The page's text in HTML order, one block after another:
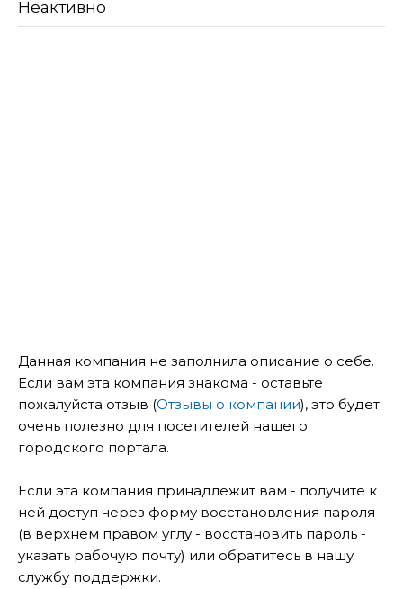
Неактивно
Данная компания не заполнила описание о себе.
Если вам эта компания знакома - оставьте
пожалуйста отзыв (Отзывы о компании), это будет
очень полезно для посетителей нашего
городского портала.
Если эта компания принадлежит вам - получите к
ней доступ через форму восстановления пароля
(в верхнем правом углу - восстановить пароль -
указать рабочую почту) или обратитесь в нашу
службу поддержки.